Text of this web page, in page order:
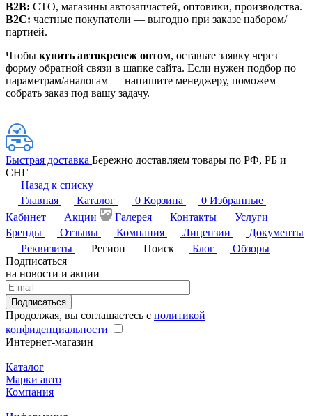
B2B: СТО, магазины автозапчастей, оптовики, производства.
B2C: частные покупатели — выгодно при заказе набором/
партией.
Чтобы купить автокрепеж оптом, оставьте заявку через
форму обратной связи в шапке сайта. Если нужен подбор по
параметрам/аналогам — напишите менеджеру, поможем
собрать заказ под вашу задачу.
Быстрая доставка Бережно доставляем товары по РФ, РБ и
СНГ
Назад к списку
Главная
Каталог 0 Корзина 0 Избранные
Кабинет
Акции Галерея Контакты
Услуги
Бренды
Отзывы Компания Лицензии
Документы
Реквизиты
Регион Поиск Блог
Обзоры
Подписаться
на новости и акции
Подписаться
Продолжая, вы соглашаетесь с политикой
конфиденциальности
Интернет-магазин
Каталог
Марки авто
Компания